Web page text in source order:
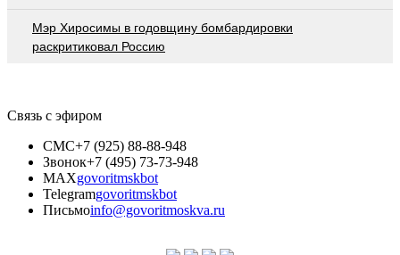
Мэр Хиросимы в годовщину бомбардировки
раскритиковал Россию
Связь с эфиром
СМС+7 (925) 88-88-948
Звонок+7 (495) 73-73-948
MAXgovoritmskbot
Telegramgovoritmskbot
Письмоinfo@govoritmoskva.ru